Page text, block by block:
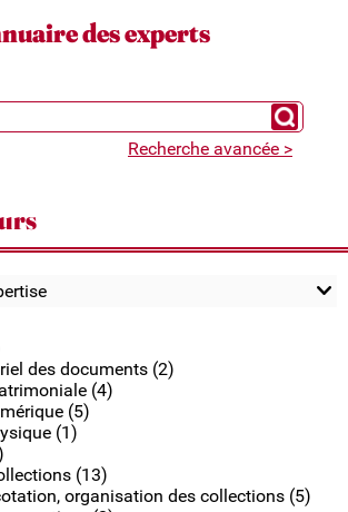
des experts
Chercher
Recherche avancée >
des documents (2)
(4)
(5)
(1)
(13)
organisation des collections (5)